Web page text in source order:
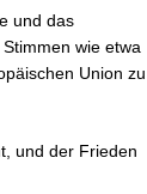
und das
wie etwa
Union zu
und der Frieden